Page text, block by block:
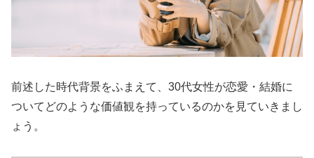
前述した時代背景をふまえて、30代女性が恋愛・結婚に
ついてどのような価値観を持っているのかを見ていきまし
ょう。